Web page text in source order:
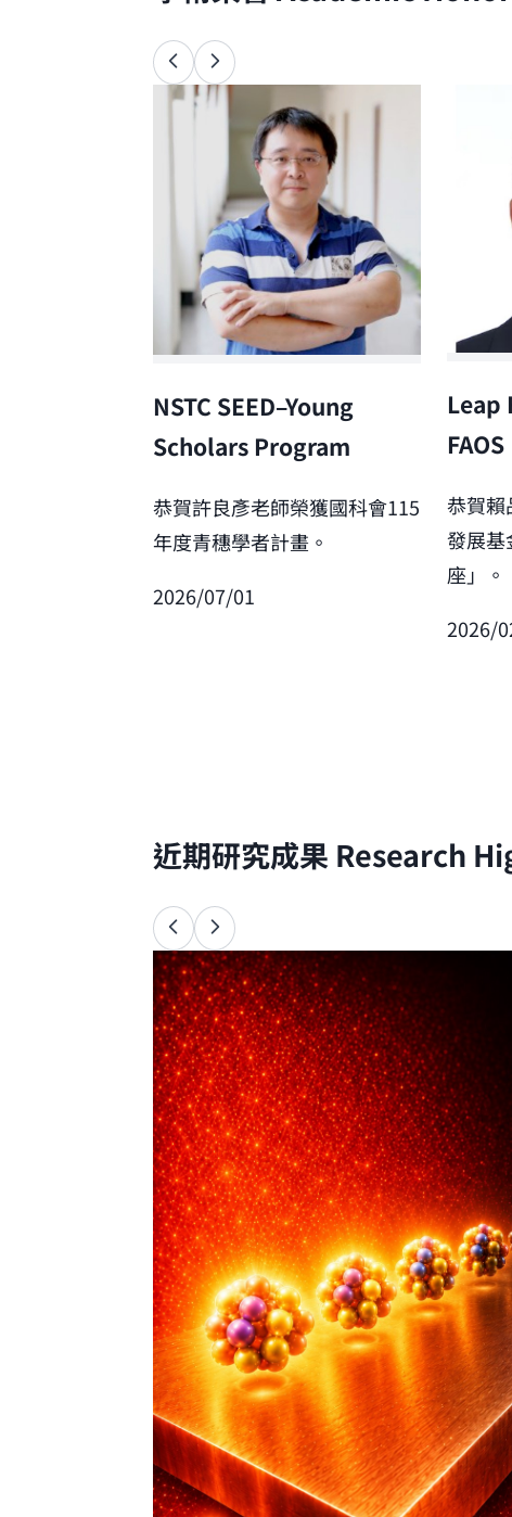
NSTC SEED–Young
Scholars Program
恭賀許良彥老師榮獲國科會115
年度青穗學者計畫。
2026/07/01
Leap
FAOS
恭賀賴
發展基
座」。
2026/
近期研究成果 Research